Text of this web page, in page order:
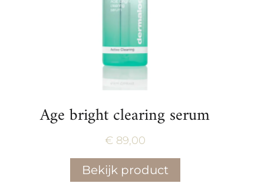
Age bright clearing serum
€ 89,00
Bekijk product